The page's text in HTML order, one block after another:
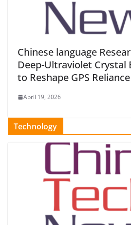
Chinese language
Deep-Ultraviolet Crystal
to Reshape GPS Reliance
April 19, 2026
Technology